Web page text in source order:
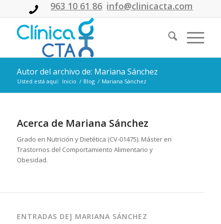
963 10 61 86 info@clinicacta.com
Autor del archivo de: Mariana Sánchez
Usted está aquí: Inicio / Blog / Mariana Sánchez
Acerca de Mariana Sánchez
Grado en Nutrición y Dietética (CV-01475). Máster en
Trastornos del Comportamiento Alimentario y
Obesidad.
ENTRADAS DE] MARIANA SÁNCHEZ